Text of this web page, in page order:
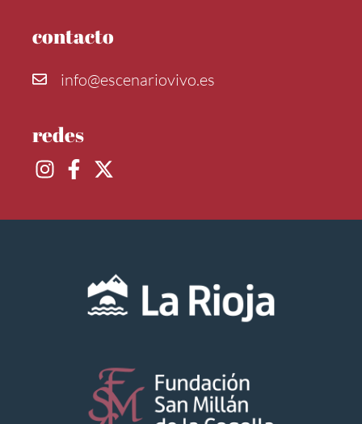
contacto
info@escenariovivo.es
redes